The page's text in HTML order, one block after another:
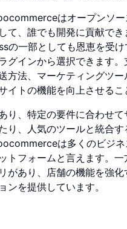
はオープンソ
て、誰でも開発に貢献でき
の一部としても恩恵を受
グインから選択できます。
方法、マーケティングツ
イトの機能を向上させるこ
り、特定の要件に合わせて
り、人気のツールと統合す
は多くのビジネ
トフォームと言えます。
があり、店舗の機能を強化
ンを提供しています。